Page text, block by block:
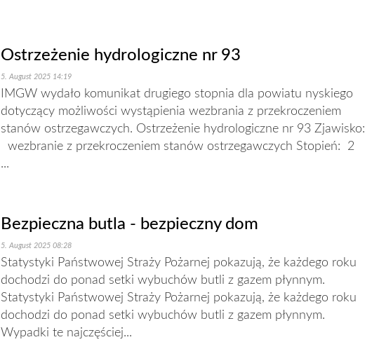
Ostrzeżenie hydrologiczne nr 93
5. August 2025 14:19
IMGW wydało komunikat drugiego stopnia dla powiatu nyskiego
dotyczący możliwości wystąpienia wezbrania z przekroczeniem
stanów ostrzegawczych. Ostrzeżenie hydrologiczne nr 93 Zjawisko:
wezbranie z przekroczeniem stanów ostrzegawczych Stopień: 2
...
Bezpieczna butla - bezpieczny dom
5. August 2025 08:28
Statystyki Państwowej Straży Pożarnej pokazują, że każdego roku
dochodzi do ponad setki wybuchów butli z gazem płynnym.
Statystyki Państwowej Straży Pożarnej pokazują, że każdego roku
dochodzi do ponad setki wybuchów butli z gazem płynnym.
Wypadki te najczęściej...